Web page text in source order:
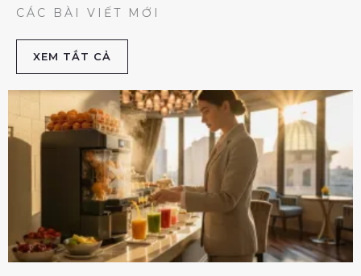
CÁC BÀI VIẾT MỚI
XEM TẮT CẢ